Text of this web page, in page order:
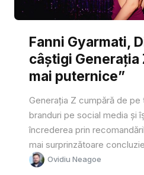
Fanni Gyarmati,
câștigi Generația
mai puternice”
Generația Z cumpără de
branduri pe social media și
încrederea prin
mai surprinzătoare
Ovidiu Neagoe